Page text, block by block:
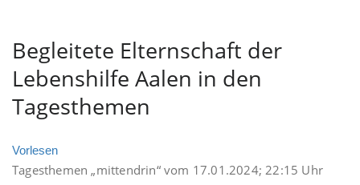
Begleitete Elternschaft der
Lebenshilfe Aalen in den
Tagesthemen
Vorlesen
Tagesthemen „mittendrin“ vom 17.01.2024; 22:15 Uhr